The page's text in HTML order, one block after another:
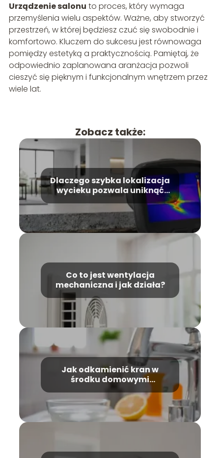
Urządzenie salonu to proces, który wymaga
przemyślenia wielu aspektów. Ważne, aby stworzyć
przestrzeń, w której będziesz czuć się swobodnie i
komfortowo. Kluczem do sukcesu jest równowaga
pomiędzy estetyką a praktycznością. Pamiętaj, że
odpowiednio zaplanowana aranżacja pozwoli
cieszyć się pięknym i funkcjonalnym wnętrzem przez
wiele lat.
Zobacz także:
Dlaczego szybka lokalizacja
wycieku pozwala uniknąć
kosztownego remontu?
Co to jest wentylacja
mechaniczna i jak działa?
Jak odkamienić kran w
środku domowymi